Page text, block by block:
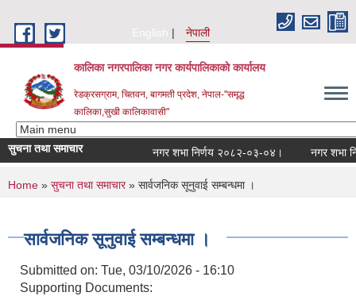
English
नेपाली
कालिका नगरपालिका नगर कार्यपालिकाकाे कार्यालय
रेडक्रसग्राम, चितवन, बागमती प्रदेश, नेपाल-"समृद्ध
कालिका,सुखी कालिकावासी"
सुचना तथा समाचार नगर शभा निर्णय २०८२-०३-०४। नगर शभा
You are here
Home » सुचना तथा समाचार» सार्वजनिक सूनुवाई सम्बन्धमा ।
सार्वजनिक सूनुवाई सम्बन्धमा ।
Submitted on: Tue, 03/10/2026 - 16:10
Supporting Documents: